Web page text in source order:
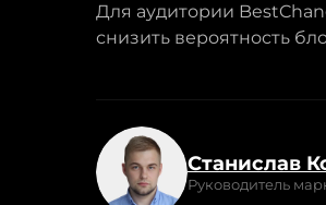
Для аудитории
снизить вероятность
Станислав
Руководитель